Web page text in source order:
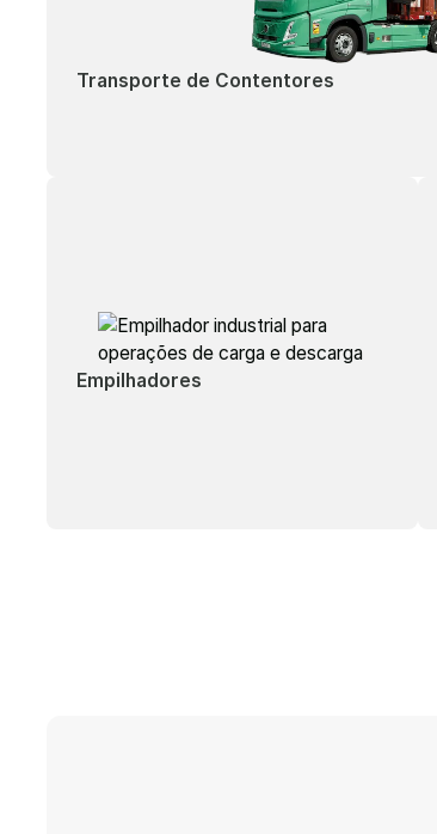
Transporte de Contentores
Empilhadores